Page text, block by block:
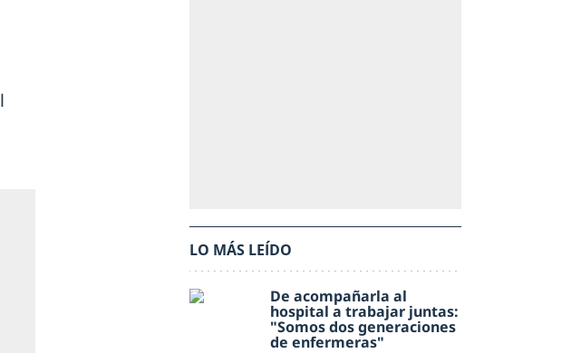
LO MÁS LEÍDO
De acompañarla al
hospital a trabajar juntas:
"Somos dos generaciones
de enfermeras"